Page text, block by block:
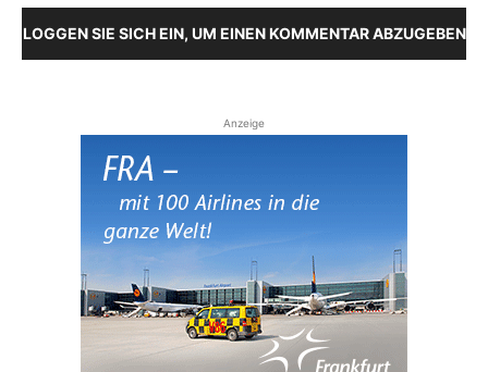
LOGGEN SIE SICH EIN, UM EINEN KOMMENTAR ABZUGEBEN
Anzeige